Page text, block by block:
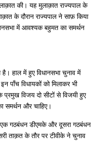
की। यह मुलाक़ात राज्यपाल के
के दौरान राज्यपाल ने साफ़ किया
में आवश्यक बहुमत का समर्थन
है। हाल में हुए विधानसभा चुनाव में
पाँच विधायकों को मिलाकर भी
प्रमुख विजय दो सीटों से विजयी हुए
समर्थन और चाहिए।
एक गठबंधन डीएमके और दूसरा गठबंधन
ताक़त के तौर पर टीवीके ने चुनाव